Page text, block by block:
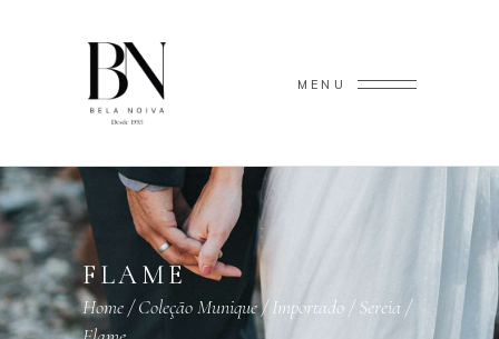
MENU
FLAME
Home/Coleção Munique/Importado/Sereia/